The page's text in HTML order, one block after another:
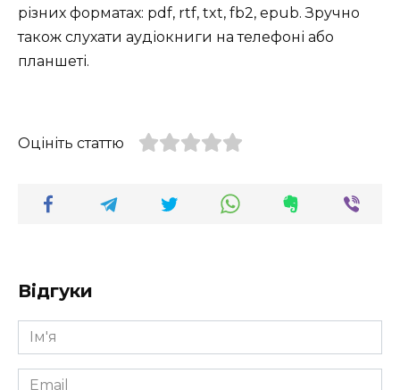
різних форматах: pdf, rtf, txt, fb2, epub. Зручно
також слухати аудіокниги на телефоні або
планшеті.
Оцініть статтю
Відгуки
Ім'я
*
Email